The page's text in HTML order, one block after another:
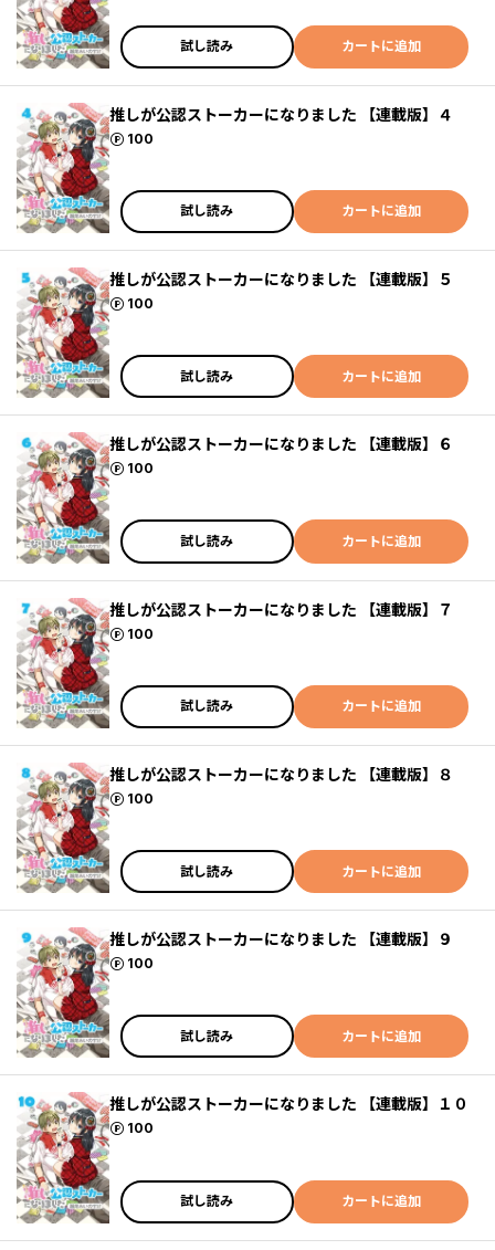
試し読み カートに追加
推しが公認ストーカーになりました 【連載版】４
100
ポイント
試し読み カートに追加
推しが公認ストーカーになりました 【連載版】５
100
ポイント
試し読み カートに追加
推しが公認ストーカーになりました 【連載版】６
100
ポイント
試し読み カートに追加
推しが公認ストーカーになりました 【連載版】７
100
ポイント
試し読み カートに追加
推しが公認ストーカーになりました 【連載版】８
100
ポイント
試し読み カートに追加
推しが公認ストーカーになりました 【連載版】９
100
ポイント
試し読み カートに追加
推しが公認ストーカーになりました 【連載版】１０
100
ポイント
試し読み カートに追加